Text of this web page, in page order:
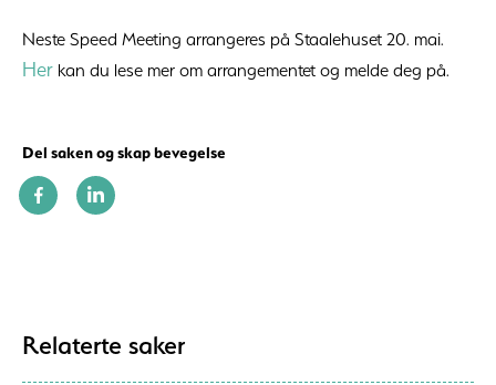
Neste Speed Meeting arrangeres på Staalehuset 20. mai.
Her kan du lese mer om arrangementet og melde deg på.
Del saken og skap bevegelse
Relaterte saker